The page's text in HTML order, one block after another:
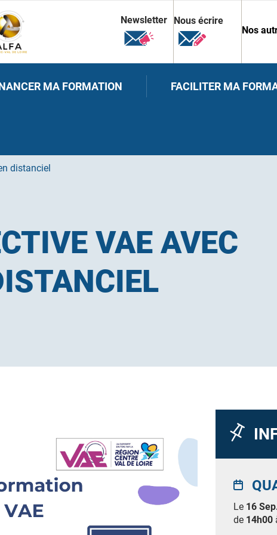
Newsletter
Nous écrire
Nos
MA FORMATION FACILITER MA
distanciel
VAE AVEC
Le 16
de 14h00